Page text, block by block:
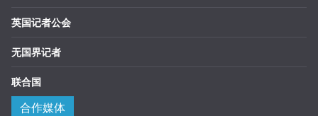
英国记者公会
无国界记者
联合国
合作媒体